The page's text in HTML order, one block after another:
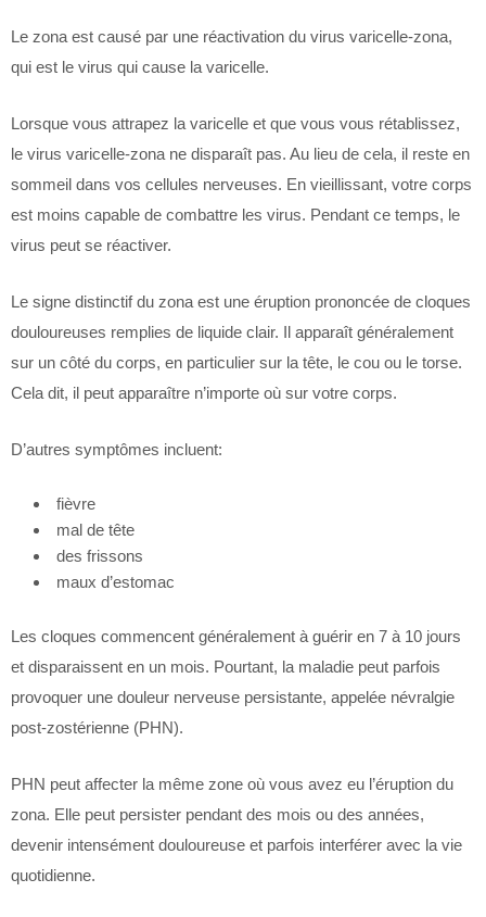
Le zona est causé par une réactivation du virus varicelle-zona,
qui est le virus qui cause la varicelle.
Lorsque vous attrapez la varicelle et que vous vous rétablissez,
le virus varicelle-zona ne disparaît pas. Au lieu de cela, il reste en
sommeil dans vos cellules nerveuses. En vieillissant, votre corps
est moins capable de combattre les virus. Pendant ce temps, le
virus peut se réactiver.
Le signe distinctif du zona est une éruption prononcée de cloques
douloureuses remplies de liquide clair. Il apparaît généralement
sur un côté du corps, en particulier sur la tête, le cou ou le torse.
Cela dit, il peut apparaître n’importe où sur votre corps.
D’autres symptômes incluent:
fièvre
mal de tête
des frissons
maux d’estomac
Les cloques commencent généralement à guérir en 7 à 10 jours
et disparaissent en un mois. Pourtant, la maladie peut parfois
provoquer une douleur nerveuse persistante, appelée névralgie
post-zostérienne (PHN).
PHN peut affecter la même zone où vous avez eu l’éruption du
zona. Elle peut persister pendant des mois ou des années,
devenir intensément douloureuse et parfois interférer avec la vie
quotidienne.